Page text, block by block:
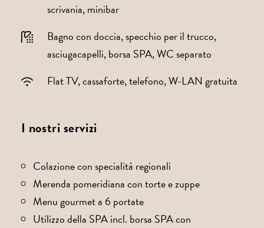
scrivania, minibar
Bagno con doccia, specchio per il trucco,
asciugacapelli, borsa SPA, WC separato
Flat TV, cassaforte, telefono, W-LAN gratuita
I nostri servizi
Colazione con specialità regionali
Merenda pomeridiana con torte e zuppe
Menu gourmet a 6 portate
Utilizzo della SPA incl. borsa SPA con